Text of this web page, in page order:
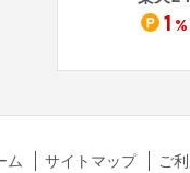
1 %
ム サイトマップ ご